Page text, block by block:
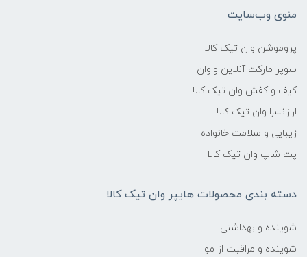
منوی وب‌سایت
پروموشن وان تیک کالا
سوپر مارکت آنلاین واوان
کیف و کفش وان تیک کالا
ارزانسرا وان تیک کالا
زیبایی و سلامت خانواده
پت شاپ وان تیک کالا
دسته بندی محصولات هایپر وان تیک کالا
شوینده و بهداشتی
شوینده و مراقبت از مو